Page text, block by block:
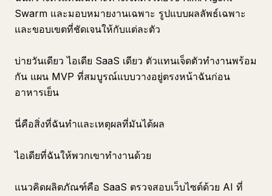
Swarm และมอบหมายงานเฉพาะ รูปแบบผลลัพธ์เฉพาะ
และขอบเขตที่ชัดเจนให้กับแต่ละตัว
บ่ายวันเดียว ไอเดีย SaaS เดียว ตัวแทนเจ็ดตัวทำงานพร้อม
กัน แผน MVP ที่สมบูรณ์แบบวางอยู่ตรงหน้าฉันก่อน
อาหารเย็น
นี่คือสิ่งที่ฉันทำและเหตุผลที่มันได้ผล
ไอเดียที่ฉันให้พวกเขาทำงานด้วย
แนวคิดผลิตภัณฑ์คือ SaaS ตรวจสอบเว็บไซต์ด้วย AI ที่